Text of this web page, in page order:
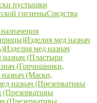
пустышки
гигиеныСредства
Изделия мед назнач
Изделия мед назнач
назнач (Пластыри
(Горчишники,
(Маски,
назнач (Презервативы
(Презервативы